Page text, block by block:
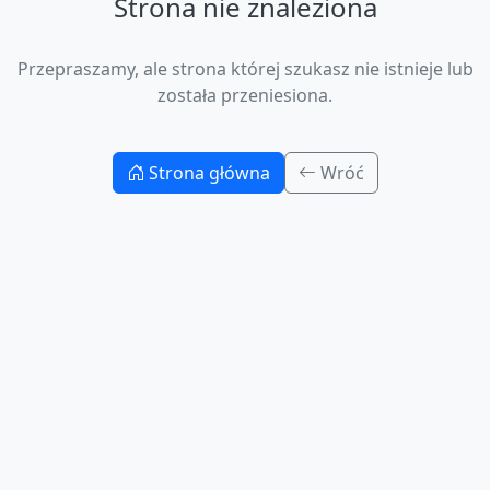
Przepraszamy, ale strona której szukasz nie istnieje lub
została przeniesiona.
Strona główna Wróć